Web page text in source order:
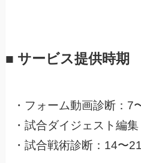
■ サービス提供時期
・フォーム動画診断：7
・試合ダイジェスト編
・試合戦術診断：14〜